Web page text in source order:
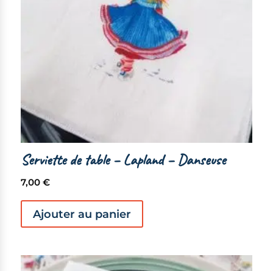
sur
la
page
du
produit
Serviette de table – Lapland – Danseuse
7,00 €
Ajouter au panier